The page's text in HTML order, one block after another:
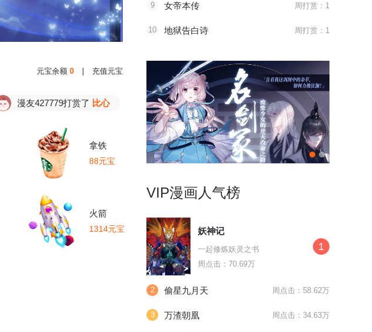
第44话 奖励——重获自由
第53话 新药试验
第58话 人穷志短？
第63话 妥协
第68话 步入正轨
第73话 战团的名字
第78话 分工协作
元宝余额 0 充值元宝
友427779打赏了比心 大聪明打赏了比心 大聪明打赏了 辣条
拿铁
88元宝
火箭
1314元宝
9 女帝本传 周打赏：1
10 地狱告白诗 周打赏：1
VIP漫画人气榜
妖神记
一起修炼妖灵之书
周点击：70.69万
1
2 偷星九月天 周点击：58.62万
3 万渣朝凰 周点击：34.63万